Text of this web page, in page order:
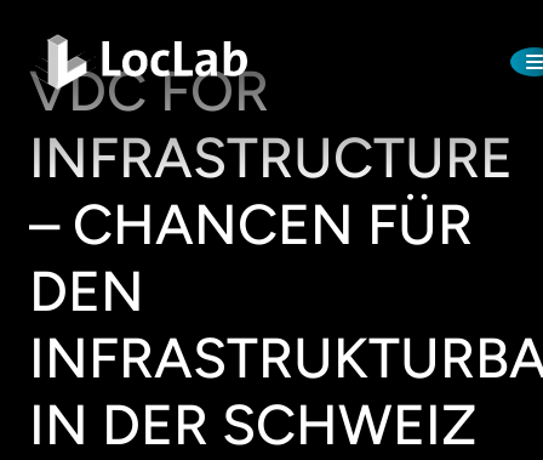
VDC FOR
INFRASTRUCTURE
– CHANCEN FÜR
DEN
IN DER SCHWEIZ